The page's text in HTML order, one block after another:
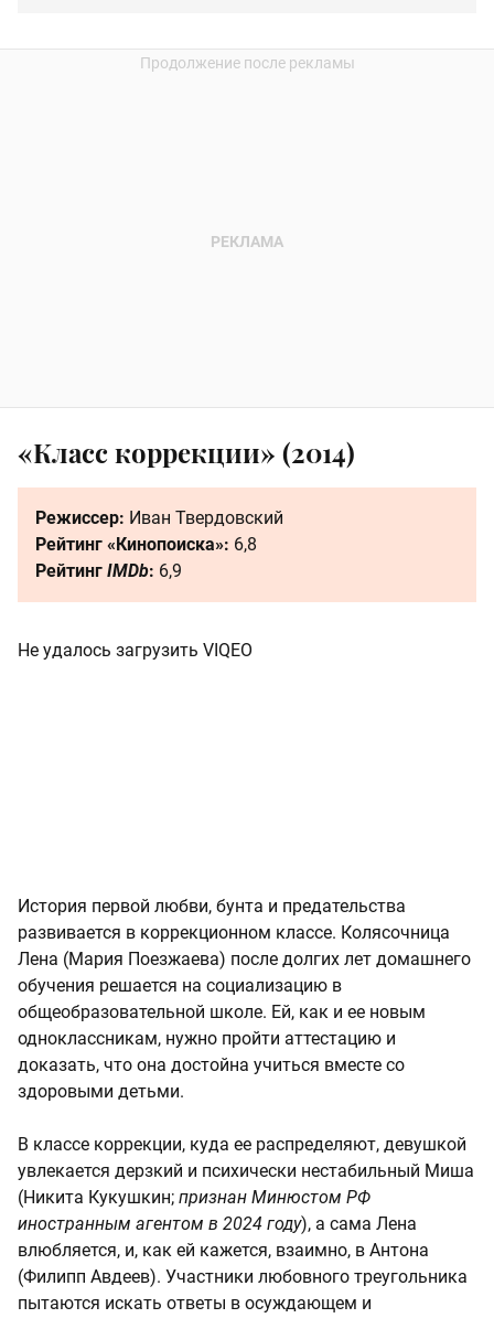
«Класс коррекции» (2014)
Режиссер: Иван Твердовский
Рейтинг «Кинопоиска»: 6,8
Рейтинг IMDb: 6,9
Не удалось загрузить VIQEO
История первой любви, бунта и предательства
развивается в коррекционном классе. Колясочница
Лена (Мария Поезжаева) после долгих лет домашнего
обучения решается на социализацию в
общеобразовательной школе. Ей, как и ее новым
одноклассникам, нужно пройти аттестацию и
доказать, что она достойна учиться вместе со
здоровыми детьми.
В классе коррекции, куда ее распределяют, девушкой
увлекается дерзкий и психически нестабильный Миша
(Никита Кукушкин; признан Минюстом РФ
иностранным агентом в 2024 году), а сама Лена
влюбляется, и, как ей кажется, взаимно, в Антона
(Филипп Авдеев). Участники любовного треугольника
пытаются искать ответы в осуждающем и